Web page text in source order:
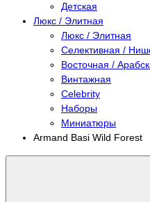
Детская
Люкс / Элитная
Люкс / Элитная
Селективная /
Восточная /
Винтажная
Celebrity
Наборы
Миниатюры
Armand Basi Wild Forest